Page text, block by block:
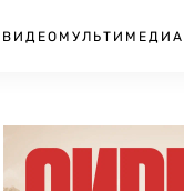
ВИДЕО МУЛЬТИМЕДИА